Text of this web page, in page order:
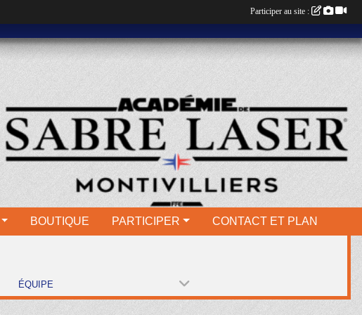
BOUTIQUE PARTICIPER CONTACT ET PLAN
ÉQUIPE
Participer au site :